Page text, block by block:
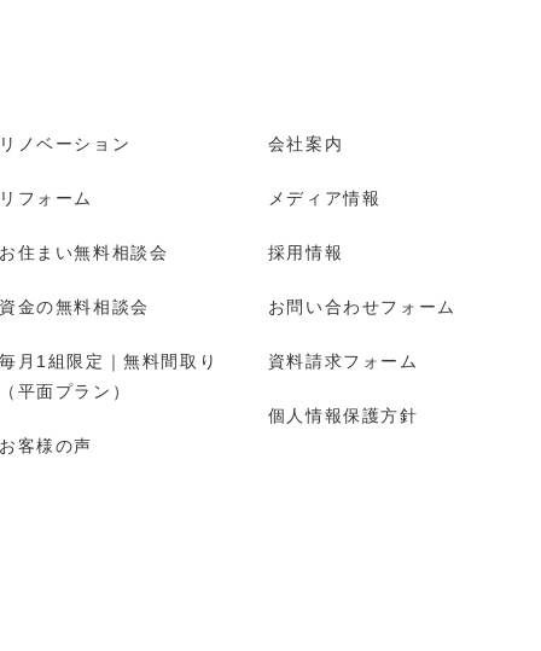
ノベーション
フォーム
住まい無料相談会
金の無料相談会
月1組限定｜無料間取り
平面プラン）
客様の声
会社案内
メディア情報
採用情報
お問い合わせフォーム
資料請求フォーム
個人情報保護方針